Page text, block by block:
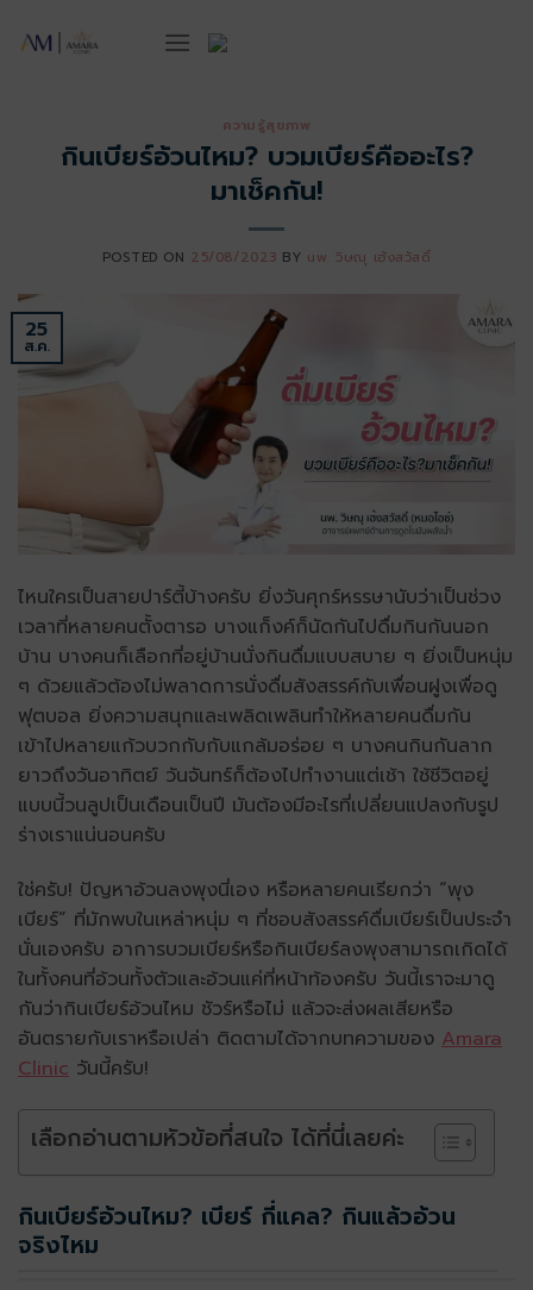
ความรู้สุขภาพ
กินเบียร์อ้วนไหม? บวมเบียร์คืออะไร?
มาเช็คกัน!
POSTED ON 25/08/2023 BY นพ. วิษณุ เฮ้งสวัสดิ์
25
ส.ค.
ไหนใครเป็นสายปาร์ตี้บ้างครับ ยิ่งวันศุกร์หรรษานับว่าเป็นช่วง
เวลาที่หลายคนตั้งตารอ บางแก็งค์ก็นัดกันไปดื่มกินกันนอก
บ้าน บางคนก็เลือกที่อยู่บ้านนั่งกินดื่มแบบสบาย ๆ ยิ่งเป็นหนุ่ม
ๆ ด้วยแล้วต้องไม่พลาดการนั่งดื่มสังสรรค์กับเพื่อนฝูงเพื่อดู
ฟุตบอล ยิ่งความสนุกและเพลิดเพลินทำให้หลายคนดื่มกัน
เข้าไปหลายแก้วบวกกับกับแกล้มอร่อย ๆ บางคนกินกันลาก
ยาวถึงวันอาทิตย์ วันจันทร์ก็ต้องไปทำงานแต่เช้า ใช้ชีวิตอยู่
แบบนี้วนลูปเป็นเดือนเป็นปี มันต้องมีอะไรที่เปลี่ยนแปลงกับรูป
ร่างเราแน่นอนครับ
ใช่ครับ! ปัญหาอ้วนลงพุงนี่เอง หรือหลายคนเรียกว่า “พุง
เบียร์” ที่มักพบในเหล่าหนุ่ม ๆ ที่ชอบสังสรรค์ดื่มเบียร์เป็นประจำ
นั่นเองครับ อาการบวมเบียร์หรือกินเบียร์ลงพุงสามารถเกิดได้
ในทั้งคนที่อ้วนทั้งตัวและอ้วนแค่ที่หน้าท้องครับ วันนี้เราจะมาดู
กันว่ากินเบียร์อ้วนไหม ชัวร์หรือไม่ แล้วจะส่งผลเสียหรือ
อันตรายกับเราหรือเปล่า ติดตามได้จากบทความของ Amara
Clinic วันนี้ครับ!
เลือกอ่านตามหัวข้อที่สนใจ ได้ที่นี่เลยค่ะ
กินเบียร์อ้วนไหม? เบียร์ กี่แคล? กินแล้วอ้วน
จริงไหม